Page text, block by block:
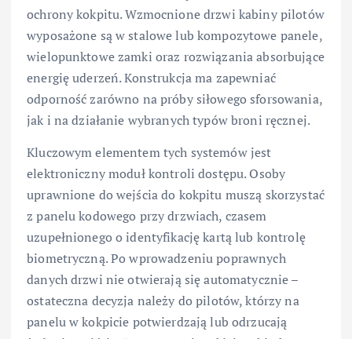
ochrony kokpitu. Wzmocnione drzwi kabiny pilotów
wyposażone są w stalowe lub kompozytowe panele,
wielopunktowe zamki oraz rozwiązania absorbujące
energię uderzeń. Konstrukcja ma zapewniać
odporność zarówno na próby siłowego sforsowania,
jak i na działanie wybranych typów broni ręcznej.
Kluczowym elementem tych systemów jest
elektroniczny moduł kontroli dostępu. Osoby
uprawnione do wejścia do kokpitu muszą skorzystać
z panelu kodowego przy drzwiach, czasem
uzupełnionego o identyfikację kartą lub kontrolę
biometryczną. Po wprowadzeniu poprawnych
danych drzwi nie otwierają się automatycznie –
ostateczna decyzja należy do pilotów, którzy na
panelu w kokpicie potwierdzają lub odrzucają